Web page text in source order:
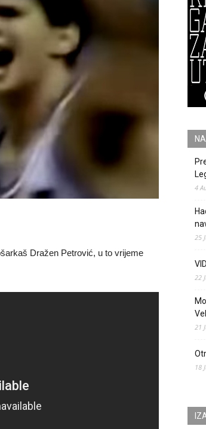
Dražen Petrović, u to vrijeme
4
25
22
21
18